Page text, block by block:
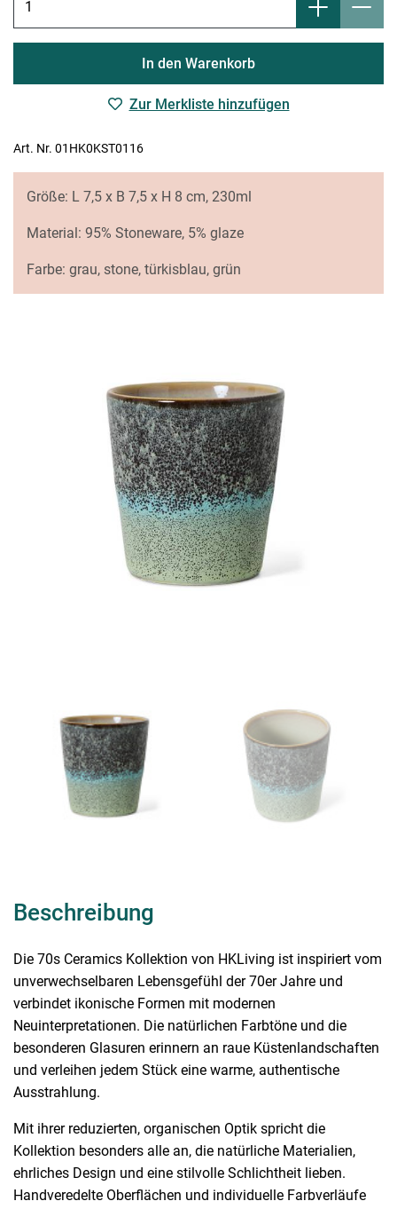
Beschreibung
Die 70s Ceramics Kollektion von HKLiving ist inspiriert vom
unverwechselbaren Lebensgefühl der 70er Jahre und
verbindet ikonische Formen mit modernen
Neuinterpretationen. Die natürlichen Farbtöne und die
besonderen Glasuren erinnern an raue Küstenlandschaften
und verleihen jedem Stück eine warme, authentische
Ausstrahlung.
Mit ihrer reduzierten, organischen Optik spricht die
Kollektion besonders alle an, die natürliche Materialien,
ehrliches Design und eine stilvolle Schlichtheit lieben.
Handveredelte Oberflächen und individuelle Farbverläufe
In den Warenkorb
Zur Merkliste hinzufügen
Art. Nr. 01HK0KST0116
Größe: L 7,5 x B 7,5 x H 8 cm, 230ml
Material: 95% Stoneware, 5% glaze
Farbe: grau, stone, türkisblau, grün